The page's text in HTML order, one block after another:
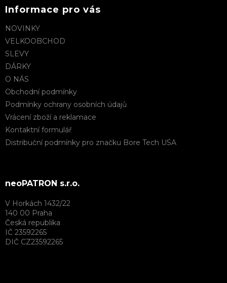
Informace pro vás
NOVINKY
VELKOOBCHOD
SLEVY
DÁRKY
O NÁS
Obchodní podmínky
Podmínky ochrany osobních údajů
Vrácení zboží a reklamace
Kontaktní formulář
Distribuční podmínky pro značku Bore Tech USA
neoPATRON s.r.o.
V Horkách 1432/22
140 00 Praha
Česká republika
IČ 23592265
DIČ CZ23592265